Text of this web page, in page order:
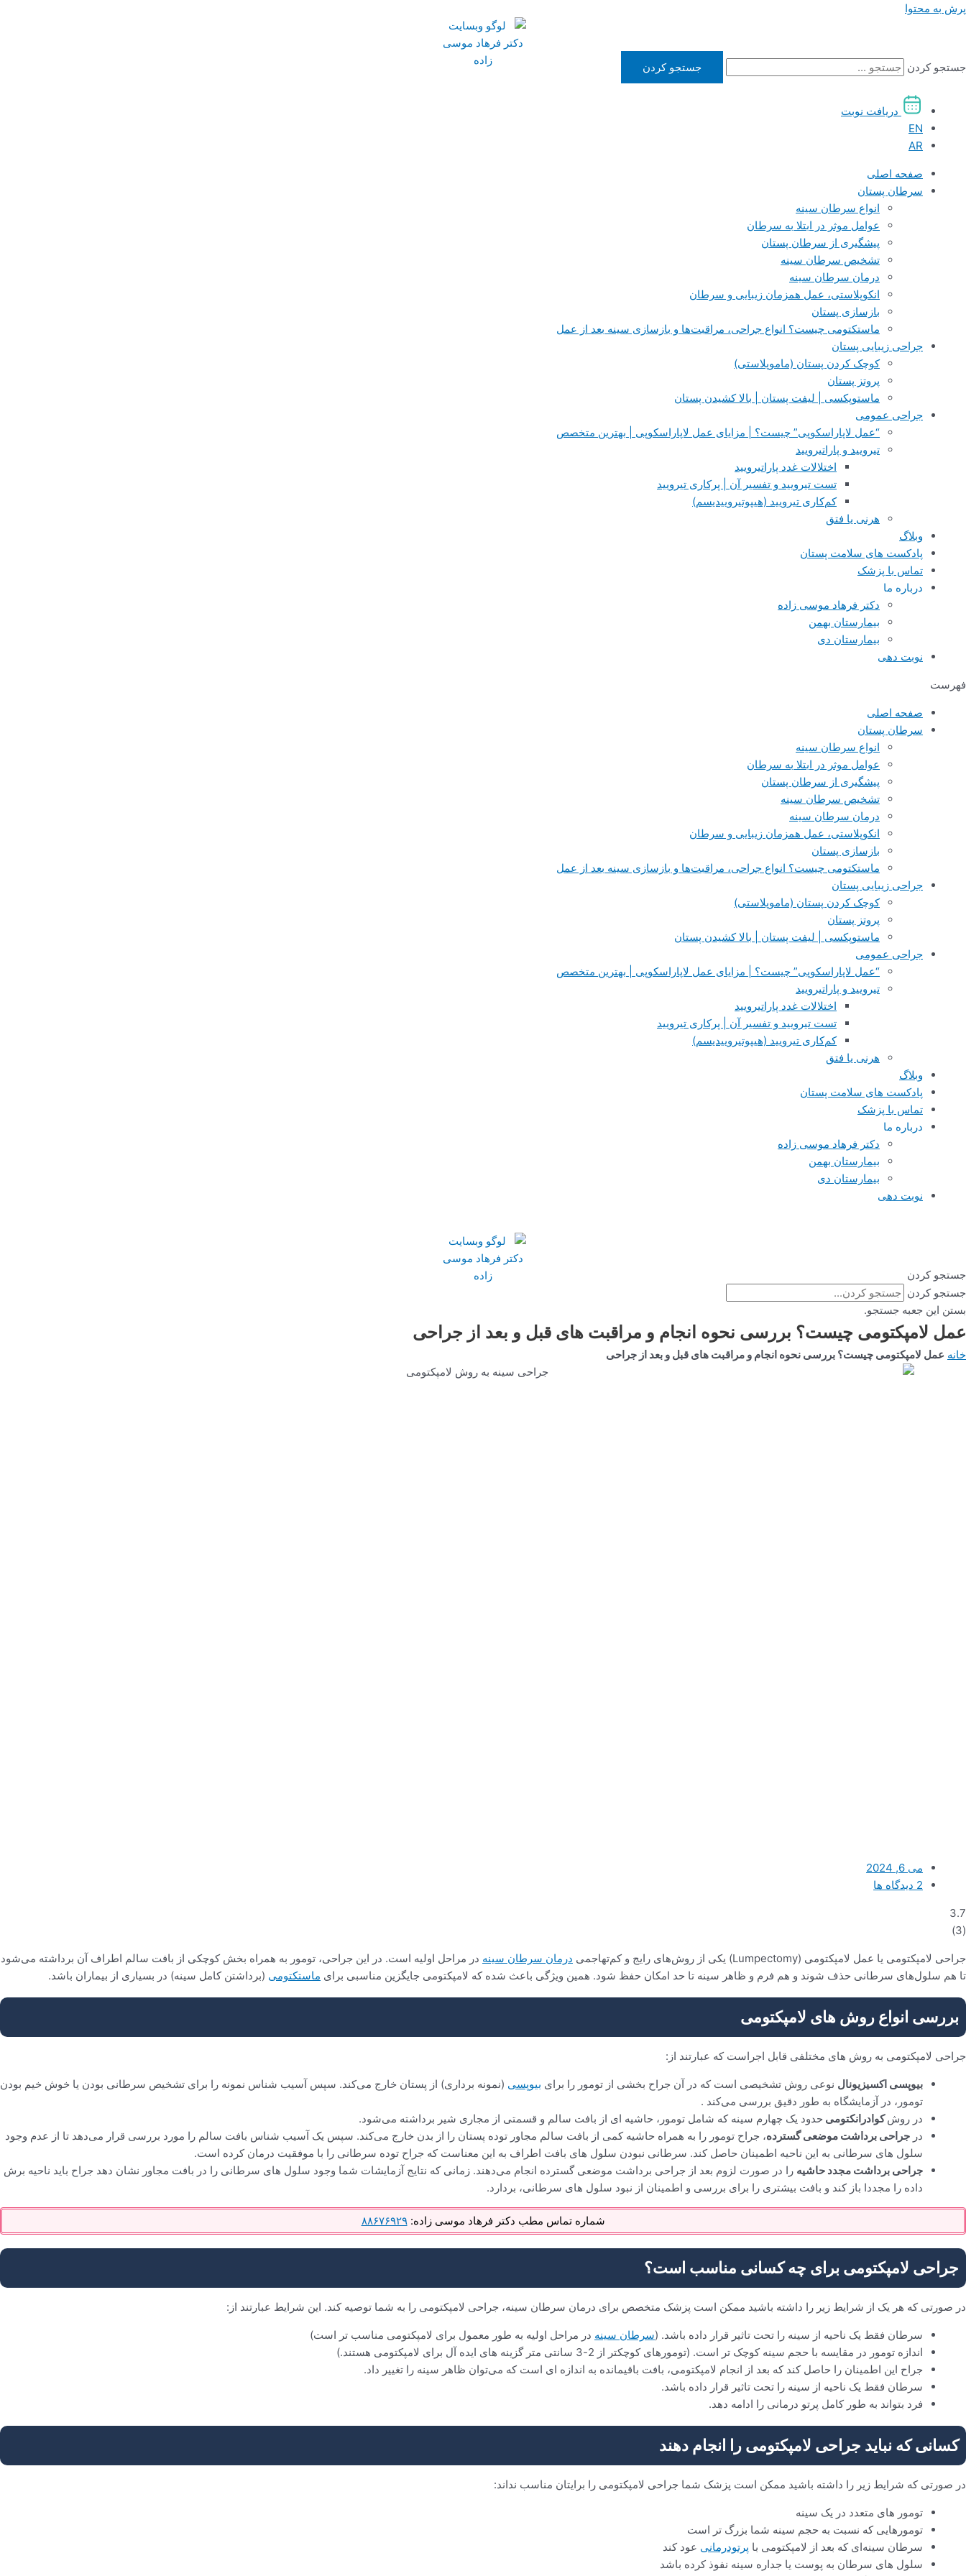
پرش به محتوا
جستجو کردن جستجو کردن
دریافت نوبت
EN
AR
صفحه اصلی
سرطان پستان
انواع سرطان سینه
عوامل موثر در ابتلا به سرطان
پیشگیری از سرطان پستان
تشخیص سرطان سینه
درمان سرطان سینه
انکوپلاستی، عمل همزمان زیبایی و سرطان
بازسازی پستان
ماستکتومی چیست؟ انواع جراحی، مراقبت‌ها و بازسازی سینه بعد از عمل
جراحی‌ زیبایی پستان
کوچک کردن پستان (ماموپلاستی)
پروتز پستان
ماستوپکسی | لیفت پستان | بالا کشیدن پستان
جراحی عمومی
“عمل لاپاراسکوپی” چیست؟ | مزایای عمل لاپاراسکوپی | بهترین متخصص
تیرویید و پاراتیرویید
اختلالات غدد پاراتیرویید
تست‌ تیرویید و تفسیر آن‌ | پرکاری تیرویید
کم‌کاری تیرویید (هیپوتیروییدیسم)
هرنی یا فتق
وبلاگ
پادکست های سلامت پستان
تماس با پزشک
درباره ما
دکتر فرهاد موسی زاده
بیمارستان بهمن
بیمارستان دی
نوبت دهی
فهرست
صفحه اصلی
سرطان پستان
انواع سرطان سینه
عوامل موثر در ابتلا به سرطان
پیشگیری از سرطان پستان
تشخیص سرطان سینه
درمان سرطان سینه
انکوپلاستی، عمل همزمان زیبایی و سرطان
بازسازی پستان
ماستکتومی چیست؟ انواع جراحی، مراقبت‌ها و بازسازی سینه بعد از عمل
جراحی‌ زیبایی پستان
کوچک کردن پستان (ماموپلاستی)
پروتز پستان
ماستوپکسی | لیفت پستان | بالا کشیدن پستان
جراحی عمومی
“عمل لاپاراسکوپی” چیست؟ | مزایای عمل لاپاراسکوپی | بهترین متخصص
تیرویید و پاراتیرویید
اختلالات غدد پاراتیرویید
تست‌ تیرویید و تفسیر آن‌ | پرکاری تیرویید
کم‌کاری تیرویید (هیپوتیروییدیسم)
هرنی یا فتق
وبلاگ
پادکست های سلامت پستان
تماس با پزشک
درباره ما
دکتر فرهاد موسی زاده
بیمارستان بهمن
بیمارستان دی
نوبت دهی
جستجو کردن
جستجو کردن
بستن این جعبه جستجو.
عمل لامپکتومی چیست؟ بررسی نحوه انجام و مراقبت های قبل و بعد از جراحی
خانه عمل لامپکتومی چیست؟ بررسی نحوه انجام و مراقبت های قبل و بعد از جراحی
می 6, 2024
2 دیدگاه ها
3.7
(
3
)
جراحی لامپکتومی یا عمل لامپکتومی (Lumpectomy) یکی از روش‌های رایج و کم‌تهاجمی درمان سرطان سینه در مراحل اولیه است. در این جراحی، تومور به همراه بخش کوچکی از بافت سالم اطراف آن برداشته می‌شود
تا هم سلول‌های سرطانی حذف شوند و هم فرم و ظاهر سینه تا حد امکان حفظ شود. همین ویژگی باعث شده که لامپکتومی جایگزین مناسبی برای ماستکتومی (برداشتن کامل سینه) در بسیاری از بیماران باشد.
بررسی انواع روش های لامپکتومی
جراحی لامپکتومی به روش های مختلفی قابل اجراست که عبارتند از:
بیوپسی اکسیزیونال نوعی روش تشخیصی است که در آن جراح بخشی از تومور را برای بیوپسی (نمونه برداری) از پستان خارج می‌کند. سپس آسیب شناس نمونه را برای تشخیص سرطانی بودن یا خوش خیم بودن
تومور، در آزمایشگاه به طور دقیق بررسی می‌کند .
در روشکوادرانکتومی حدود یک چهارم سینه که شامل تومور، حاشیه ای از بافت سالم و قسمتی از مجاری شیر برداشته می‌شود.
در جراحی برداشت موضعی گسترده، جراح تومور را به همراه حاشیه کمی از بافت سالم مجاور توده پستان را از بدن خارج می‌کند. سپس یک آسیب شناس بافت سالم را مورد بررسی قرار می‌دهد تا از عدم وجود
سلول های سرطانی به این ناحیه اطمینان حاصل کند. سرطانی نبودن سلول های بافت اطراف به این معناست که جراح توده سرطانی را با موفقیت درمان کرده است.
جراحی برداشت مجدد حاشیه را در صورت لزوم بعد از جراحی برداشت موضعی گسترده انجام می‌دهند. زمانی که نتایج آزمایشات شما وجود سلول های سرطانی را در بافت مجاور نشان دهد جراح باید ناحیه برش
داده را مجددا باز کند و بافت بیشتری را برای بررسی و اطمینان از نبود سلول های سرطانی، بردارد.
شماره تماس مطب دکتر فرهاد موسی زاده:۸۸۶۷۶۹۲۹
جراحی لامپکتومی برای چه کسانی مناسب است؟
در صورتی که هر یک از شرایط زیر را داشته باشید ممکن است پزشک متخصص برای درمان سرطان سینه، جراحی لامپکتومی را به شما توصیه کند. این شرایط عبارتند از:
سرطان فقط یک ناحیه از سینه را تحت تاثیر قرار داده باشد. (سرطان سینه در مراحل اولیه به طور معمول برای لامپکتومی مناسب تر است)
اندازه تومور در مقایسه با حجم سینه کوچک تر است. (تومورهای کوچکتر از 2-3 سانتی متر گزینه های ایده آل برای لامپکتومی هستند.)
جراح این اطمینان را حاصل کند که بعد از انجام لامپکتومی، بافت باقیمانده به اندازه ای است که می‌توان ظاهر سینه را تغییر داد.
سرطان فقط یک ناحیه از سینه را تحت تاثیر قرار داده باشد.
فرد بتواند به طور کامل پرتو درمانی را ادامه دهد.
کسانی که نباید جراحی لامپکتومی را انجام دهند
در صورتی که شرایط زیر را داشته باشید ممکن است پزشک شما جراحی لامپکتومی را برایتان مناسب نداند:
تومور های متعدد در یک سینه
تومورهایی که نسبت به حجم سینه شما بزرگ تر است
سرطان سینه‌ای که بعد از لامپکتومی با پرتودرمانی عود کند
سلول های سرطان به پوست یا جداره سینه نفوذ کرده باشد